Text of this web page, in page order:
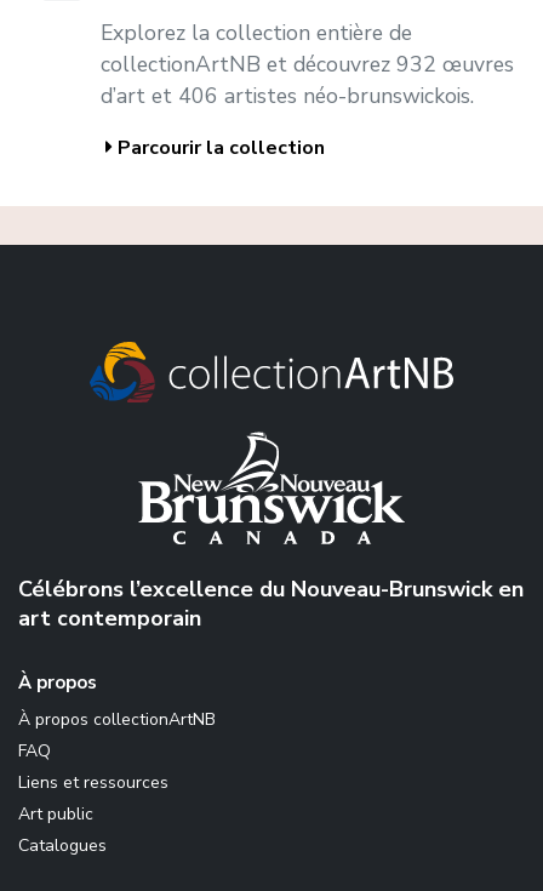
Explorez la collection entière de
collectionArtNB et découvrez 932 œuvres
d’art et 406 artistes néo-brunswickois.
Parcourir la collection
Célébrons l’excellence du Nouveau-Brunswick en
art contemporain
À propos
À propos collectionArtNB
FAQ
Liens et ressources
Art public
Catalogues